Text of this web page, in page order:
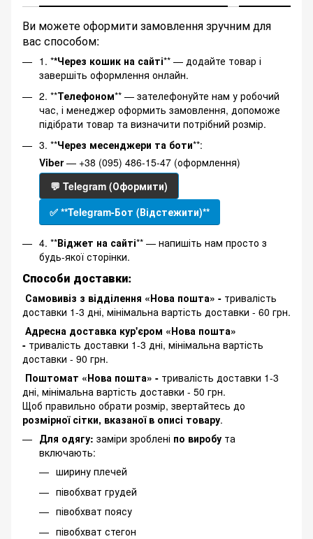
Ви можете оформити замовлення зручним для
вас способом:
1. **Через кошик на сайті** — додайте товар і
завершіть оформлення онлайн.
2. **Телефоном** — зателефонуйте нам у робочий
час, і менеджер оформить замовлення, допоможе
підібрати товар та визначити потрібний розмір.
3. **Через месенджери та боти**:
Viber— +38 (095) 486-15-47 (оформлення)
💬 Telegram (Оформити)
✅ **Telegram-Бот (Відстежити)**
4. **Віджет на сайті** — напишіть нам просто з
будь-якої сторінки.
Способи доставки:
Самовивіз з відділення «Нова пошта» - тривалість
доставки 1-3 дні, мінімальна вартість доставки - 60 грн.
Адресна доставка кур'єром «Нова пошта»
- тривалість доставки 1-3 дні, мінімальна вартість
доставки - 90 грн.
Поштомат «Нова пошта» - тривалість доставки 1-3
дні, мінімальна вартість доставки - 50 грн.
Щоб правильно обрати розмір, звертайтесь до
розмірної сітки, вказаної в описі товару.
Для одягу: заміри зроблені по виробу та
включають:
ширину плечей
півобхват грудей
півобхват поясу
півобхват стегон